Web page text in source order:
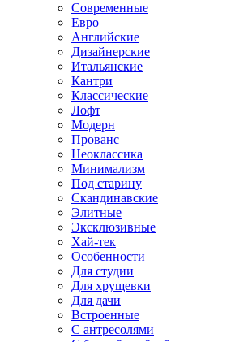
Современные
Евро
Английские
Дизайнерские
Итальянские
Кантри
Классические
Лофт
Модерн
Прованс
Неоклассика
Минимализм
Под старину
Скандинавские
Элитные
Эксклюзивные
Хай-тек
Особенности
Для студии
Для хрущевки
Для дачи
Встроенные
С антресолями